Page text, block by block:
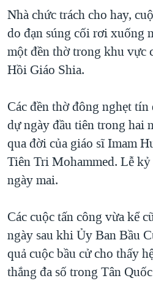
CHI PHÍ CHIẾN TRANH
CÁC GIÁ TRỊ CỘNG HÒA Ở
THƯỢNG ĐỈNH TRUMP-KIM
NGƯ DÂN VIỆT VÀ LÀN SÓNG
BÊN KIA QUỐC LỘ: TIẾNG
QUAN HỆ VIỆT MỸ
Nhà chức trách cho hay,
do đạn súng cối rơi xuống
một đền thờ trong khu vực
Hồi Giáo Shia.
Các đền thờ đông nghẹt
dự ngày đầu tiên trong hai
qua đời của giáo sĩ Imam
Tiên Tri Mohammed. Lễ
ngày mai.
Các cuộc tấn công vừa kể
ngày sau khi Ủy Ban Bầu
quả cuộc bầu cử cho thấy
thắng đa số trong Tân